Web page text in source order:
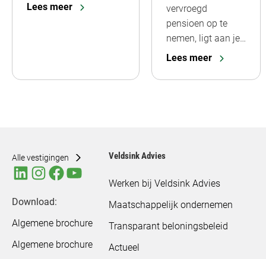
Lees meer
vervroegd
pensioen op te
nemen, ligt aan je…
Lees meer
Alle vestigingen
Download:
Algemene brochure
Algemene brochure
Veldsink Advies
Werken bij Veldsink Advies
Maatschappelijk ondernemen
Transparant beloningsbeleid
Actueel